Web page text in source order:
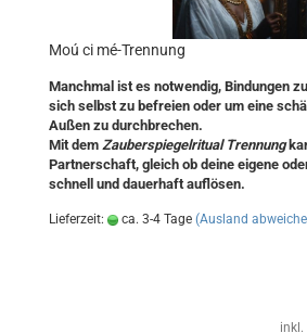
Moú ci mé-Trennung
Manchmal ist es notwendig, Bindungen
sich selbst zu befreien oder um eine
Außen zu durchbrechen.
Mit dem Zauberspiegelritual Trennung
Partnerschaft, gleich ob deine eigene
schnell und dauerhaftauflösen.
Lieferzeit: ca. 3-4 Tage (Ausland
inkl.